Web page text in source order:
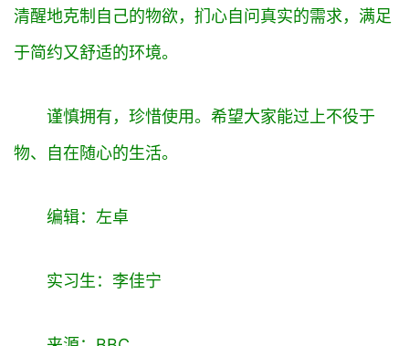
清醒地克制自己的物欲，扪心自问真实的需求，满足
于简约又舒适的环境。
谨慎拥有，珍惜使用。希望大家能过上不役于
物、自在随心的生活。
编辑：左卓
实习生：李佳宁